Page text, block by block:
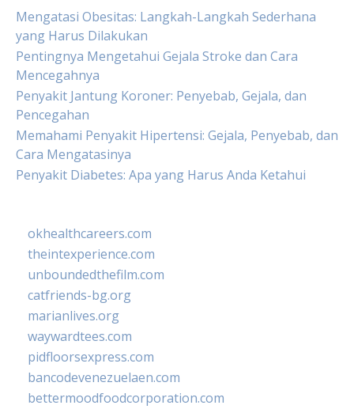
Mengatasi Obesitas: Langkah-Langkah Sederhana
yang Harus Dilakukan
Pentingnya Mengetahui Gejala Stroke dan Cara
Mencegahnya
Penyakit Jantung Koroner: Penyebab, Gejala, dan
Pencegahan
Memahami Penyakit Hipertensi: Gejala, Penyebab, dan
Cara Mengatasinya
Penyakit Diabetes: Apa yang Harus Anda Ketahui
okhealthcareers.com
theintexperience.com
unboundedthefilm.com
catfriends-bg.org
marianlives.org
waywardtees.com
pidfloorsexpress.com
bancodevenezuelaen.com
bettermoodfoodcorporation.com